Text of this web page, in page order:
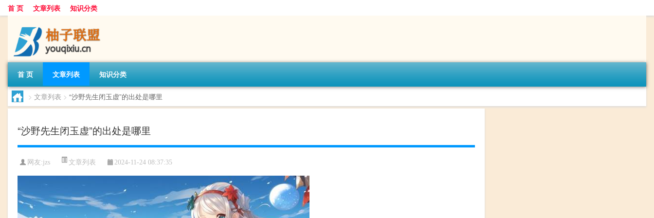
首 页 文章列表 知识分类
首 页 文章列表 知识分类
> 文章列表 > “沙野先生闭玉虚”的出处是哪里
“沙野先生闭玉虚”的出处是哪里
网友:jzs 文章列表 2024-11-24 08:37:35